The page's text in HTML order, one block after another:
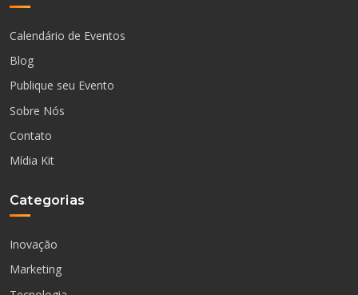
Calendário de Eventos
Blog
Publique seu Evento
Sobre Nós
Contato
Mídia Kit
Categorias
Inovação
Marketing